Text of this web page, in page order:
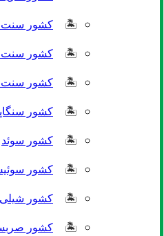
کشور
کشور سنت
کشور سنت
کشور
کشور سوئد
کشور
کشور شیلی
کشور